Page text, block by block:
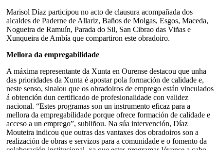
Marisol Díaz participou no acto de clausura acompañada dos
alcaldes de Paderne de Allariz, Baños de Molgas, Esgos, Maceda,
Nogueira de Ramuín, Parada do Sil, San Cibrao das Viñas e
Xunqueira de Ambía que compartiron este obradoiro.
Mellora da empregabilidade
A máxima representante da Xunta en Ourense destacou que unha
das prioridades da Xunta é apostar pola formación de calidade e,
neste senso, sinalou que os obradoiros de emprego están vinculados
á obtención dun certificado de profesionalidade con validez
nacional. “Estes programas son un instrumento eficaz para a
mellora da empregabilidade porque ofrece formación de calidade e
acceso a un emprego”, subliñou. Na súa intervención, Díaz
Mouteira indicou que outras das vantaxes dos obradoiros son a
realización de obras e servizos para a comunidade e o fomento da